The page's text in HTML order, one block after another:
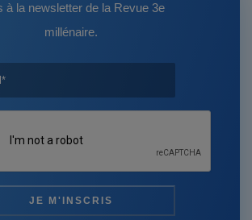
à la newsletter de la Revue 3e
millénaire.